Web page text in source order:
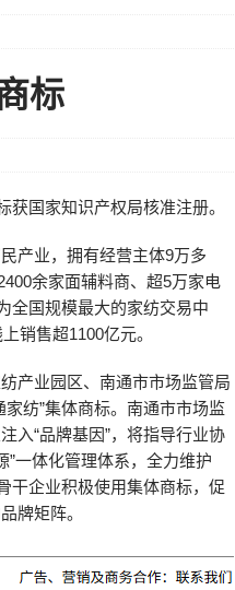
标
获国家知识产权局核准注册。
产业，拥有经营主体9万多
余家面辅料商、超5万家电
全国规模最大的家纺交易中
销售超1100亿元。
产业园区、南通市市场监管局
家纺”集体商标。南通市市场监
入“品牌基因”，将指导行业协
一体化管理体系，全力维护
干企业积极使用集体商标，促
牌矩阵。